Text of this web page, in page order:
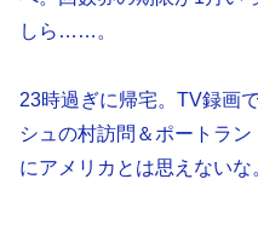
しら……。
23時過ぎに帰宅。TV録画
シュの村訪問＆ポートラ
にアメリカとは思えないな